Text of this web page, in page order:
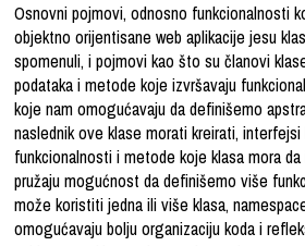
Osnovni pojmovi, odnosno funkcionalnosti
objektno orijentisane web aplikacije jesu
spomenuli, i pojmovi kao što su članovi
podataka i metode koje izvršavaju
koje nam omogućavaju da definišemo
naslednik ove klase morati kreirati,
funkcionalnosti i metode koje klasa mora
pružaju mogućnost da definišemo više
može koristiti jedna ili više klasa,
omogućavaju bolju organizaciju koda i